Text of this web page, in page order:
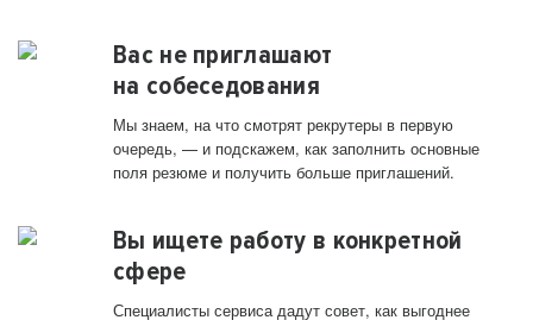
Вас не приглашают
на собеседования
Мы знаем, на что смотрят рекрутеры в первую
очередь, — и подскажем, как заполнить основные
поля резюме и получить больше приглашений.
Вы ищете работу в конкретной
сфере
Специалисты сервиса дадут совет, как выгоднее